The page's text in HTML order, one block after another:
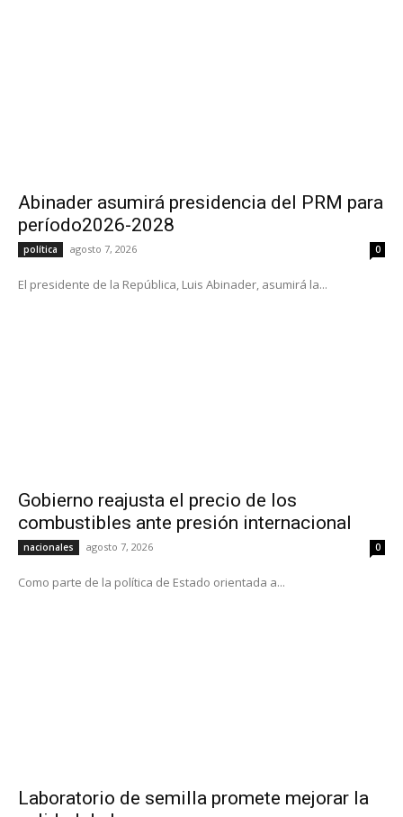
Abinader asumirá presidencia del PRM para
período2026-2028
política agosto 7, 2026 0
El presidente de la República, Luis Abinader, asumirá la...
Gobierno reajusta el precio de los
combustibles ante presión internacional
nacionales agosto 7, 2026 0
Como parte de la política de Estado orientada a...
Laboratorio de semilla promete mejorar la